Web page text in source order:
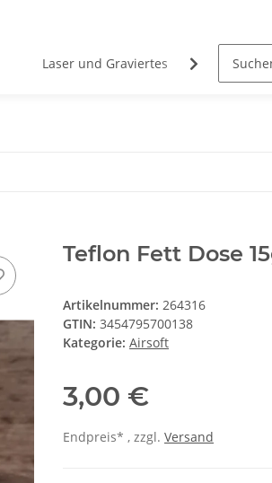
Laser und Graviertes
Teflon Fett Dose
Artikelnummer: 264316
GTIN: 3454795700138
Kategorie: Airsoft
3,00 €
Endpreis* , zzgl. Versand